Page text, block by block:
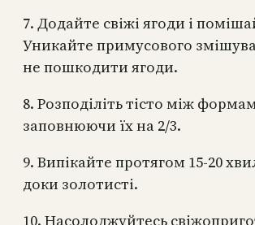
7. Додайте свіжі ягоди і
Уникайте примусового
не пошкодити ягоди.
8. Розподіліть тісто між
заповнюючи їх на 2/3.
9. Випікайте протягом 15-20
доки золотисті.
10. Насолоджуйтесь